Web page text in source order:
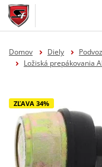
Domov Diely
Ložiská prepákovania
ZĽAVA 34%